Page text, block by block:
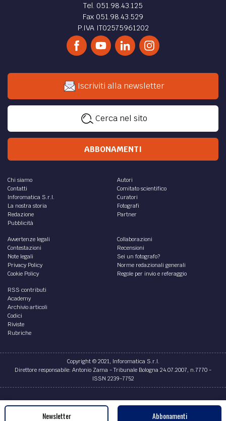
Tel. 051.98.43.125
Fax 051.98.43.529
P.IVA IT02575961202
Iscriviti alla newsletter
Cerca nel sito
ABBONAMENTI
Chi siamo
Contatti
Inforomatica S.r.l.
La nostra storia
Redazione
Pubblicità
Autori
Comitato scientifico
Curatori
Fotografi
Partner
Avvertenze legali
Contestazioni
Note legali
Privacy Policy
Cookie Policy
Collaborazioni
Recensioni
Sei un fotografo?
Norme redazionali generali
Regole per invio e referaggio
RSS contributi
Academy
Archivio articoli
Codici
Riviste
Rubriche
Copyright © 2021, Inforomatica S.r.l.
Direttore responsabile: Antonio Zama - Tribunale Bologna 24.07.2007, n.7770 -
ISSN 2239-7752
Credits
Newsletter Abbonamenti